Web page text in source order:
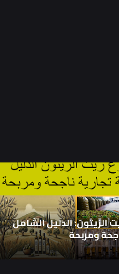
الزيتون: الدليل الشامل
ومربحة